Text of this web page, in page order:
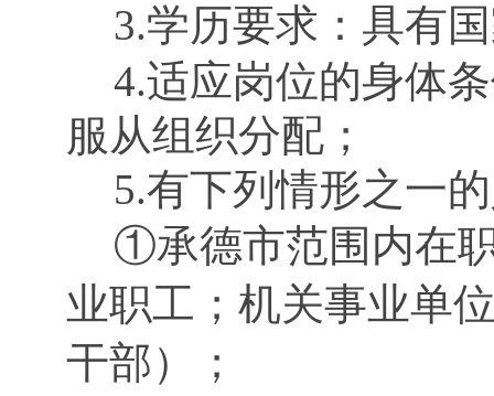
3.学历要求：具有
4.适应岗位的身体
服从组织分配；
5.有下列情形之一
①承德市范围内在
业职工；机关事业单
干部）；